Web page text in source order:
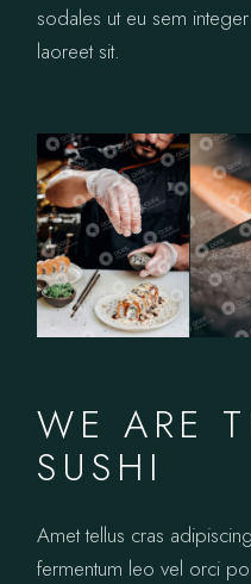
sodales ut eu sem
laoreet sit.
WE ARE
SUSHI
Amet tellus cras
fermentum leo vel orci